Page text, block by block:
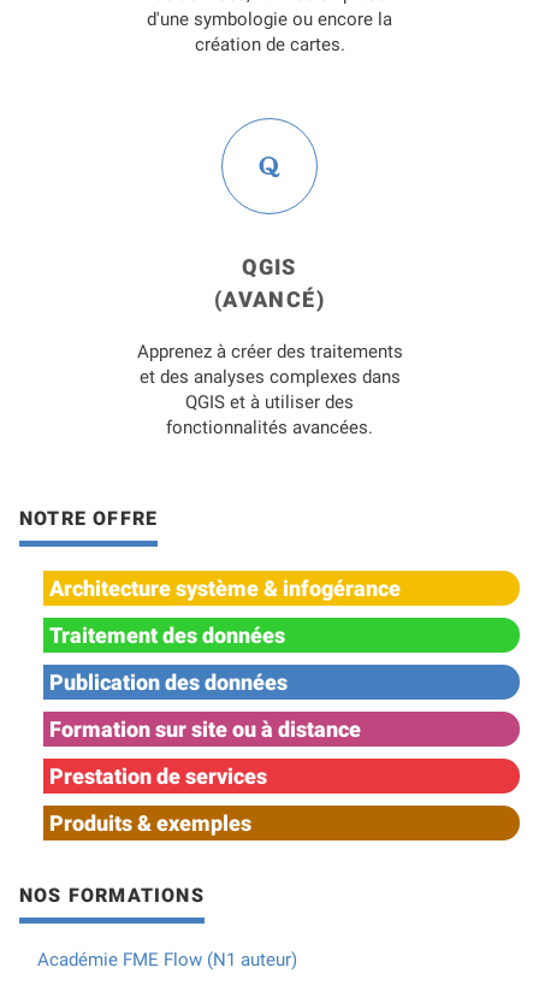
d'une symbologie ou encore la
création de cartes.
QGIS
(AVANCÉ)
Apprenez à créer des traitements
et des analyses complexes dans
QGIS et à utiliser des
fonctionnalités avancées.
NOTRE OFFRE
Architecture système & infogérance
Traitement des données
Publication des données
Formation sur site ou à distance
Prestation de services
Produits & exemples
NOS FORMATIONS
Académie FME Flow (N1 auteur)